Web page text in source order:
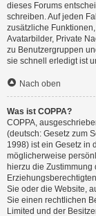
dieses Forums
schreiben. Auf jeden
zusätzliche
Avatarbilder, Private
zu Benutzergruppen
sie schnell erledigt ist
Nach oben
Was ist COPPA?
COPPA,
(deutsch: Gesetz zum
1998) ist ein Gesetz in
möglicherweise
hierzu die
Sie oder die Website,
Sie einen rechtlichen
Limited und der